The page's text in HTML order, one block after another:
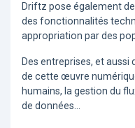
Driftz pose également
des fonctionnalités
appropriation par des
Des entreprises, et
de cette œuvre
humains, la gestion du
de données…